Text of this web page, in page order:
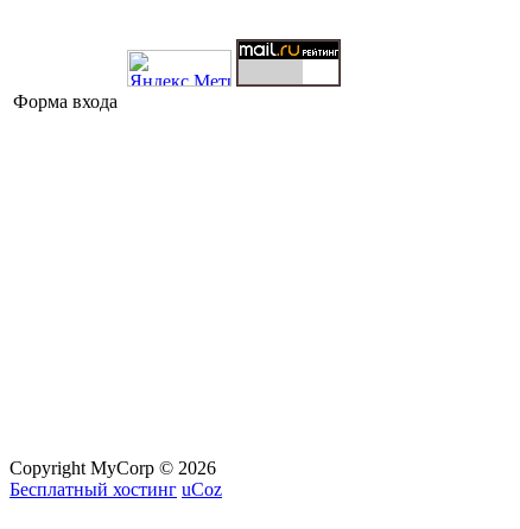
Форма входа
Copyright MyCorp © 2026
Бесплатный хостинг uCoz